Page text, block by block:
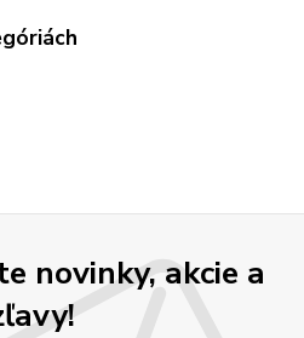
novinky, akcie a